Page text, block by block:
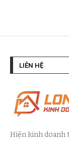
LIÊN HỆ
Hiện kinh doanh